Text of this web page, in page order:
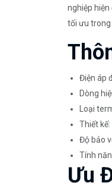
nghiệp
tối ưu trong
Điện áp
Dòng
Loại
Thiết
Độ bảo
Tính
Ưu